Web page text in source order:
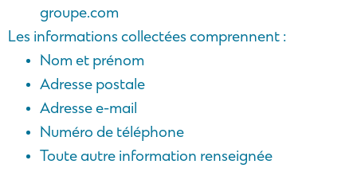
groupe.com
Les informations collectées comprennent :
Nom et prénom
Adresse postale
Adresse e-mail
Numéro de téléphone
Toute autre information renseignée